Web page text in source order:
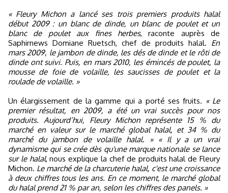
« Fleury Michon a lancé ses trois premiers produits halal
début 2009 : un blanc de dinde, un blanc de poulet et un
blanc de poulet aux fines herbes, raconte auprès de
Saphirnews Domiane Ruetsch, chef de produits halal. En
mars 2009, le jambon de dinde, les dés de dinde et le rôti de
dinde ont suivi. Puis, en mars 2010, les émincés de poulet, la
mousse de foie de volaille, les saucisses de poulet et la
roulade de volaille. »
Un élargissement de la gamme qui a porté ses fruits. « Le
premier résultat, en 2009, a été un vrai succès pour nos
produits. Aujourd’hui, Fleury Michon représente 15 % du
marché en valeur sur le marché global halal, et 34 % du
marché du jambon de volaille halal. » « Il y a un vrai
dynamisme qui se crée dès qu'une marque nationale se lance
sur le halal, nous explique la chef de produits halal de Fleury
Michon. Le marché de la charcuterie halal, c'est une croissance
à deux chiffres tous les ans. En ce moment, le marché global
du halal prend 21 % par an, selon les chiffres des panels. »